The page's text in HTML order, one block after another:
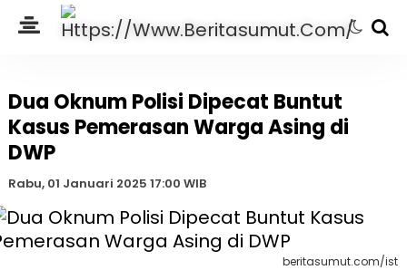
Dua Oknum Polisi Dipecat Buntut
Kasus Pemerasan Warga Asing di
DWP
Rabu, 01 Januari 2025 17:00 WIB
beritasumut.com/ist